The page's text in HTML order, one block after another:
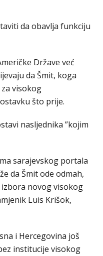
da obavlja funkciju
Države već
da Šmit, koga
visokog
što prije.
nasljednika ”kojim
sarajevskog portala
da Šmit ode odmah,
novog visokog
Luis Krišok,
i Hercegovina još
institucije visokog